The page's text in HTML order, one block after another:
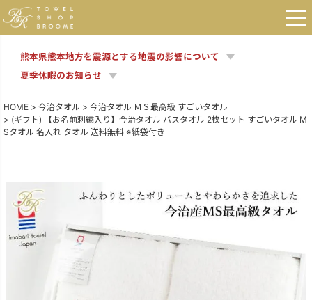
熊本県熊本地方を震源とする地震の影響について
夏季休暇のお知らせ
HOME 今治タオル
今治タオル ＭＳ最高級 すごいタオル
(ギフト) 【お名前刺繍入り】今治タオル バスタオル 2枚セット すごいタオル M
Sタオル 名入れ タオル 送料無料 ※紙袋付き